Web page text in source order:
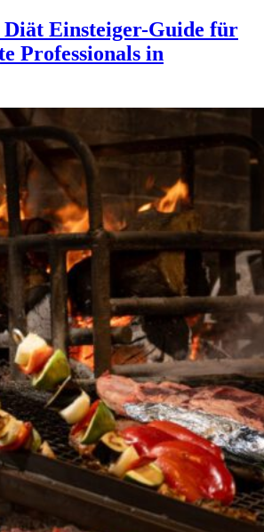
Diät Einsteiger-Guide für
Professionals in